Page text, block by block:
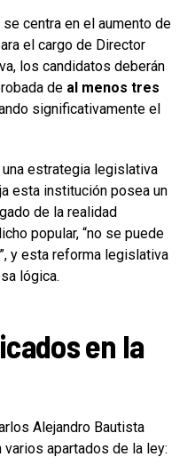
se centra en el aumento de
el cargo de Director
los candidatos deberán
de al menos tres
significativamente el
estrategia legislativa
esta institución posea un
de la realidad
popular, “no se puede
y esta reforma legislativa
lógica.
en la
Alejandro Bautista
apartados de la ley: